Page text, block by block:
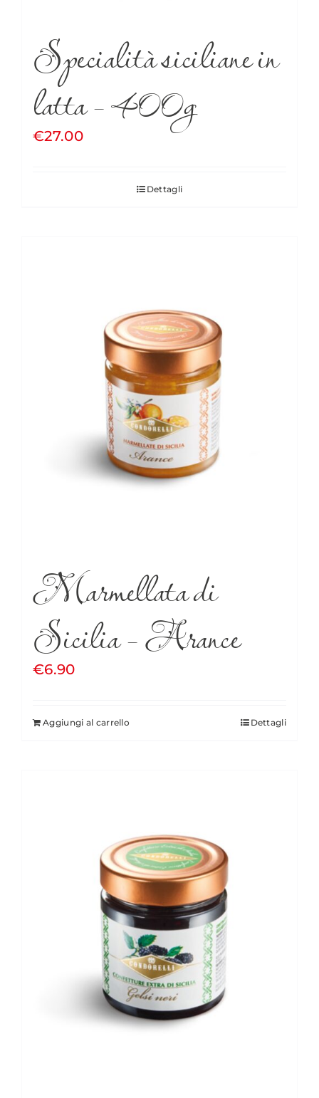
Specialità siciliane in
latta – 400g
€27.00
Dettagli
Marmellata di
Sicilia – Arance
€6.90
Aggiungi al carrello Dettagli